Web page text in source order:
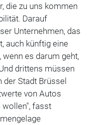
die zu uns kommen
Darauf
Unternehmen, das
auch künftig eine
es darum geht,
drittens müssen
Stadt Brüssel
von Autos
wollen", fasst